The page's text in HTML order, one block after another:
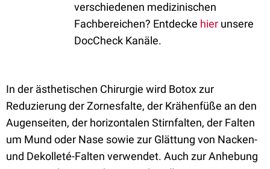
verschiedenen medizinischen
Fachbereichen? Entdecke hier unsere
DocCheck Kanäle.
In der ästhetischen Chirurgie wird Botox zur
Reduzierung der Zornesfalte, der Krähenfüße an den
Augenseiten, der horizontalen Stirnfalten, der Falten
um Mund oder Nase sowie zur Glättung von Nacken-
und Dekolleté-Falten verwendet. Auch zur Anhebung